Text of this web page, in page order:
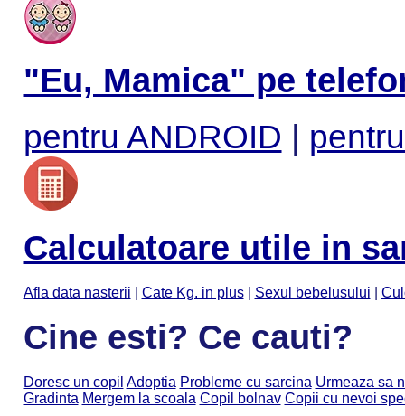
"Eu, Mamica" pe
pentru ANDROID |
Calculatoare utile in
Afla data nasterii Cate Kg. in plus| Sexul bebelusului
Cine esti? Ce cauti?
Doresc un copil Adoptia Probleme cu sarcina Urmeaza sa
Gradinta Mergem la scoala Copil bolnav Copii cu nevoi